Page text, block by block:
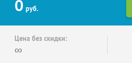
0 руб.
Цена без скидки:
∞